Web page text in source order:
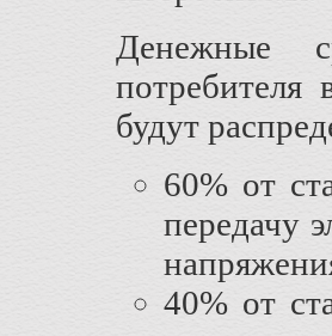
Денежные
потребителя
будут
60% от
передачу
40% от